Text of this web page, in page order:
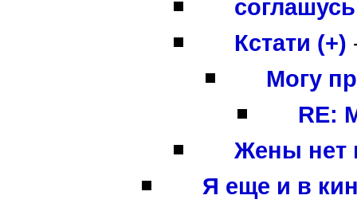
Кстати (+)
Могу
RE:
Жены нет
Я еще и в